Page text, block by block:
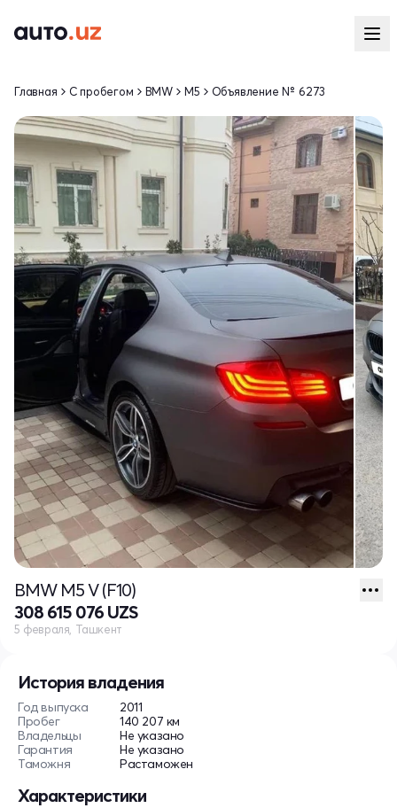
История владения
Год выпуска
2011
Пробег
140 207 км
Владельцы
Не указано
Гарантия
Не указано
Таможня
Растаможен
Характеристики
Главная С пробегом BMW M5 Объявление № 6273
BMW M5 V (F10)
308 615 076 UZS
5 февраля, Ташкент